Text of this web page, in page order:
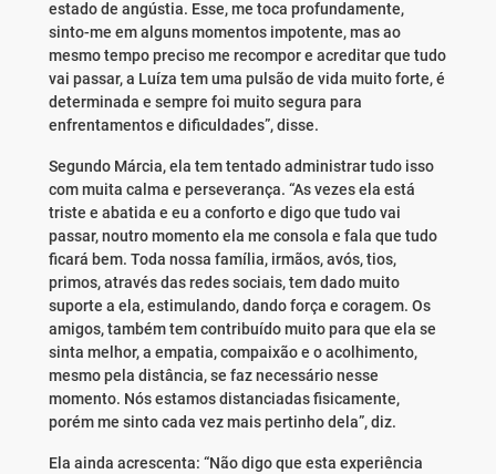
estado de angústia. Esse, me toca profundamente,
sinto-me em alguns momentos impotente, mas ao
mesmo tempo preciso me recompor e acreditar que tudo
vai passar, a Luíza tem uma pulsão de vida muito forte, é
determinada e sempre foi muito segura para
enfrentamentos e dificuldades”, disse.
Segundo Márcia, ela tem tentado administrar tudo isso
com muita calma e perseverança. “As vezes ela está
triste e abatida e eu a conforto e digo que tudo vai
passar, noutro momento ela me consola e fala que tudo
ficará bem. Toda nossa família, irmãos, avós, tios,
primos, através das redes sociais, tem dado muito
suporte a ela, estimulando, dando força e coragem. Os
amigos, também tem contribuído muito para que ela se
sinta melhor, a empatia, compaixão e o acolhimento,
mesmo pela distância, se faz necessário nesse
momento. Nós estamos distanciadas fisicamente,
porém me sinto cada vez mais pertinho dela”, diz.
Ela ainda acrescenta: “Não digo que esta experiência